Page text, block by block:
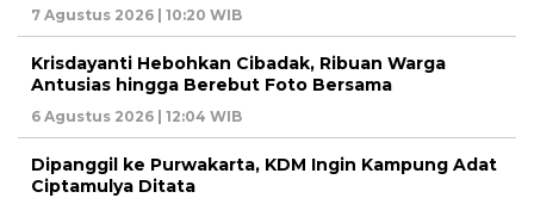
7 Agustus 2026 | 10:20 WIB
Krisdayanti Hebohkan Cibadak, Ribuan Warga
Antusias hingga Berebut Foto Bersama
6 Agustus 2026 | 12:04 WIB
Dipanggil ke Purwakarta, KDM Ingin Kampung Adat
Ciptamulya Ditata